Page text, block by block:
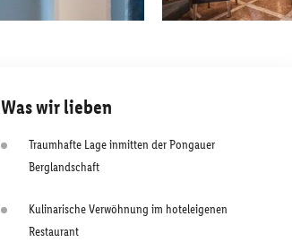
Was wir lieben
Traumhafte Lage inmitten der Pongauer
Berglandschaft
Kulinarische Verwöhnung im hoteleigenen
Restaurant